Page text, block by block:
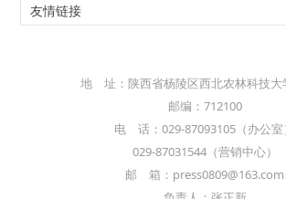
友情链接
地 址：陕西省杨陵区西北农林科技大
邮编：712100
电 话：029-87093105（办公室
029-87031544（营销中心）
邮 箱：press0809@163.com